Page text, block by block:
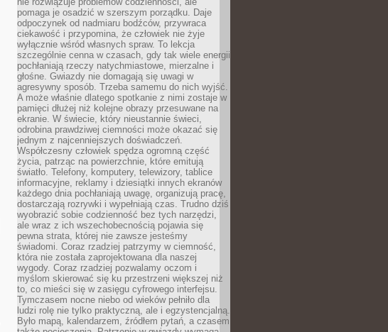
pomaga je osadzić w szerszym porządku. Daje
odpoczynek od nadmiaru bodźców, przywraca
ciekawość i przypomina, że człowiek nie żyje
wyłącznie wśród własnych spraw. To lekcja
szczególnie cenna w czasach, gdy tak wiele energii
pochłaniają rzeczy natychmiastowe, mierzalne i
głośne. Gwiazdy nie domagają się uwagi w
agresywny sposób. Trzeba samemu do nich wyjść.
A może właśnie dlatego spotkanie z nimi zostaje w
pamięci dłużej niż kolejne obrazy przesuwane na
ekranie. W świecie, który nieustannie świeci,
odrobina prawdziwej ciemności może okazać się
jednym z najcenniejszych doświadczeń.
Współczesny człowiek spędza ogromną część
życia, patrząc na powierzchnie, które emitują
światło. Telefony, komputery, telewizory, tablice
informacyjne, reklamy i dziesiątki innych ekranów
każdego dnia pochłaniają uwagę, organizują pracę,
dostarczają rozrywki i wypełniają czas. Trudno dziś
wyobrazić sobie codzienność bez tych narzędzi,
ale wraz z ich wszechobecnością pojawia się
pewna strata, której nie zawsze jesteśmy
świadomi. Coraz rzadziej patrzymy w ciemność,
która nie została zaprojektowana dla naszej
wygody. Coraz rzadziej pozwalamy oczom i
myślom skierować się ku przestrzeni większej niż
to, co mieści się w zasięgu cyfrowego interfejsu.
Tymczasem nocne niebo od wieków pełniło dla
ludzi rolę nie tylko praktyczną, ale i egzystencjalną.
Było mapą, kalendarzem, źródłem pytań, a czasem